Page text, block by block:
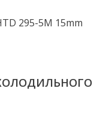
295-5М 15mm